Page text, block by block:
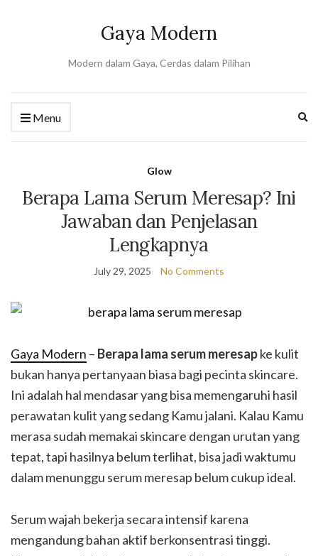
Gaya Modern
Modern dalam Gaya, Cerdas dalam Pilihan
Menu
Glow
Berapa Lama Serum Meresap? Ini
Jawaban dan Penjelasan
Lengkapnya
July 29, 2025 No Comments
Gaya Modern – Berapa lama serum meresapke kulit
bukan hanya pertanyaan biasa bagi pecinta skincare.
Ini adalah hal mendasar yang bisa memengaruhi hasil
perawatan kulit yang sedang Kamu jalani. Kalau Kamu
merasa sudah memakai skincare dengan urutan yang
tepat, tapi hasilnya belum terlihat, bisa jadi waktumu
dalam menunggu serum meresap belum cukup ideal.
Serum wajah bekerja secara intensif karena
mengandung bahan aktif berkonsentrasi tinggi.